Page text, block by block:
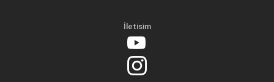
İletisim